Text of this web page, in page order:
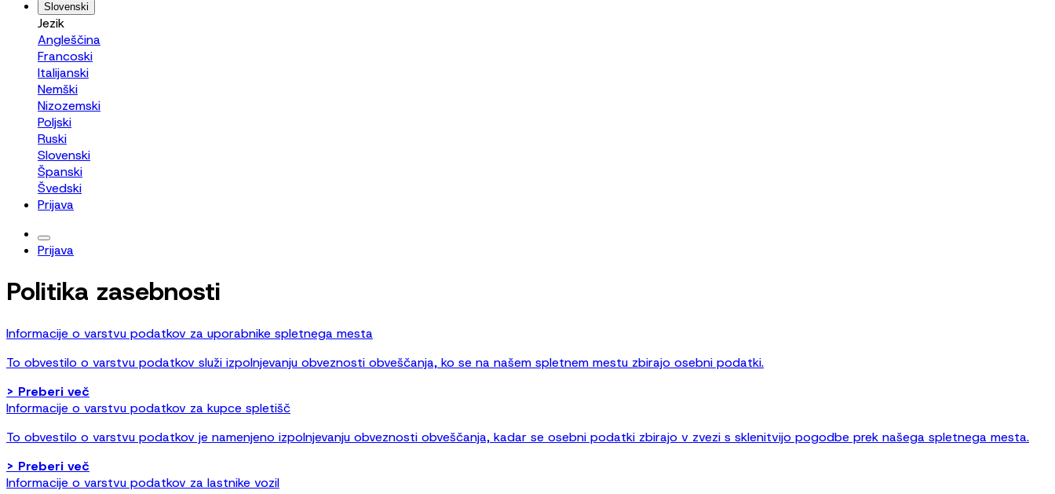
Slovenski
Jezik
Angleščina
Francoski
Italijanski
Nemški
Nizozemski
Poljski
Ruski
Slovenski
Španski
Švedski
Prijava
Prijava
Politika zasebnosti
Informacije o varstvu podatkov za uporabnike spletnega mesta
To obvestilo o varstvu podatkov služi izpolnjevanju obveznosti obveščanja, ko se na našem spletnem mestu zbirajo osebni podatki.
> Preberi več
Informacije o varstvu podatkov za kupce spletišč
To obvestilo o varstvu podatkov je namenjeno izpolnjevanju obveznosti obveščanja, kadar se osebni podatki zbirajo v zvezi s sklenitvijo pogodbe prek našega spletnega mesta.
> Preberi več
Informacije o varstvu podatkov za lastnike vozil